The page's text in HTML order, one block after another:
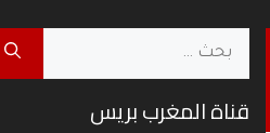
البحث
قناة المغرب بريس